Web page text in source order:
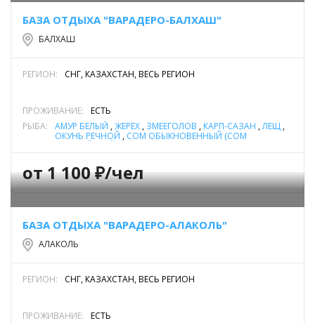
БАЗА ОТДЫХА "ВАРАДЕРО-БАЛХАШ"
БАЛХАШ
РЕГИОН: СНГ, КАЗАХСТАН, ВЕСЬ РЕГИОН
ПРОЖИВАНИЕ:
ЕСТЬ
РЫБА:
АМУР БЕЛЫЙ ,ЖЕРЕХ , ЗМЕЕГОЛОВ , КАРП-САЗАН ,ЛЕЩ ,
ОКУНЬ РЕЧНОЙ , СОМ ОБЫКНОВЕННЫЙ (СОМ
от 1 100 ₽/чел
БАЗА ОТДЫХА "ВАРАДЕРО-АЛАКОЛЬ"
АЛАКОЛЬ
РЕГИОН: СНГ, КАЗАХСТАН, ВЕСЬ РЕГИОН
ПРОЖИВАНИЕ: ЕСТЬ